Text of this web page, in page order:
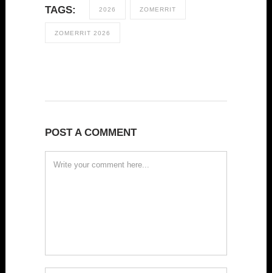
TAGS: 2026 ZOMERRIT
ZOMERRIT 2026
POST A COMMENT